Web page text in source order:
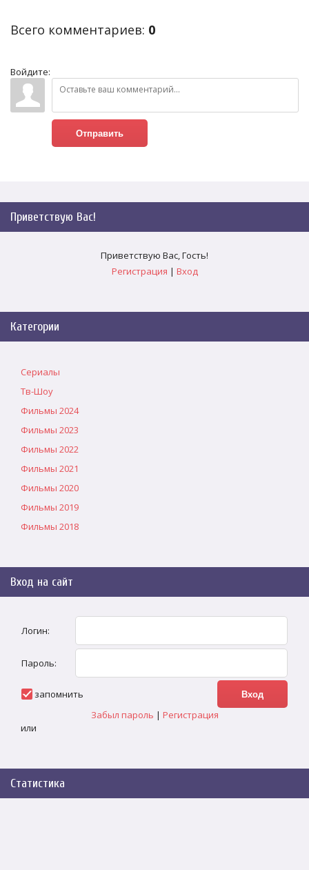
Всего комментариев: 0
Войдите:
Отправить
Приветствую Вас!
Приветствую Вас,Гость!
Регистрация | Вход
Категории
Сериалы
Тв-Шоу
Фильмы 2024
Фильмы 2023
Фильмы 2022
Фильмы 2021
Фильмы 2020
Фильмы 2019
Фильмы 2018
Вход на сайт
Логин:
Пароль:
запомнить
Забыл пароль | Регистрация
или
Статистика